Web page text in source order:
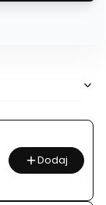
Dodaj